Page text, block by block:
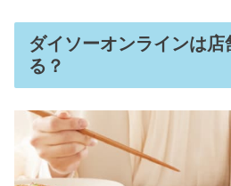
ダイソーオンラインは店
る？